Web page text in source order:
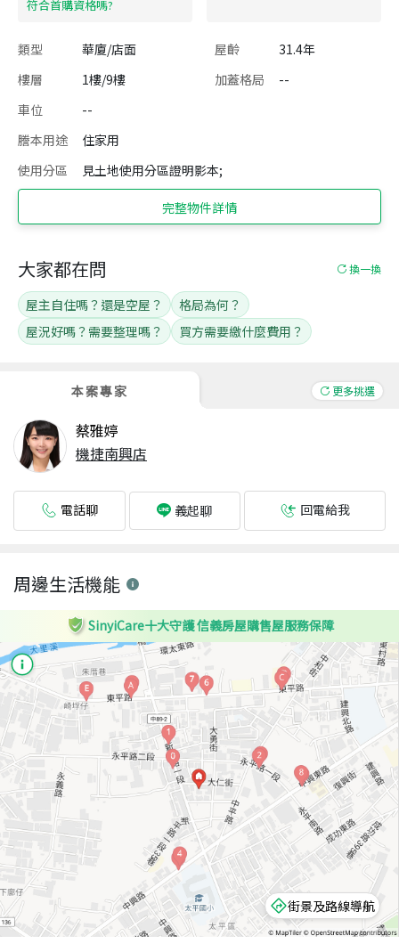
​符合首購資格嗎?
類型 華廈/店面 屋齡
31.4年
樓層
1樓/9樓 加蓋格局
--
車位
--
謄本用途
住家用
使用分區
見土地使用分區證明影本;
完整物件詳情
本案專家 更多挑選
蔡雅婷
機捷南興店
電話聊 義起聊 回電給我
大家都在問 換一換
屋主自住嗎？還是空屋？
格局為何？
屋況好嗎？需要整理嗎？
買方需要繳什麼費用？
周邊生活機能
SinyiCare十大守護 信義房屋購售屋服務保障
街景及路線導航